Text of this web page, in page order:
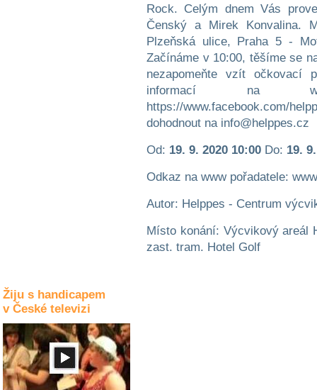
Žiju s handicapem
v České televizi
Rock. Celým dnem Vás
Čenský a Mirek Konvalina.
Plzeňská ulice, Praha 5 -
Začínáme v 10:00, těšíme se
nezapomeňte vzít očkovací
informací na
https://www.facebook.com/
dohodnout na info@helppes.cz
Od: 19. 9. 2020 10:00 Do: 19.
Odkaz na www pořadatele:
Autor: Helppes - Centrum
Místo konání: Výcvikový areál
zast. tram. Hotel Golf